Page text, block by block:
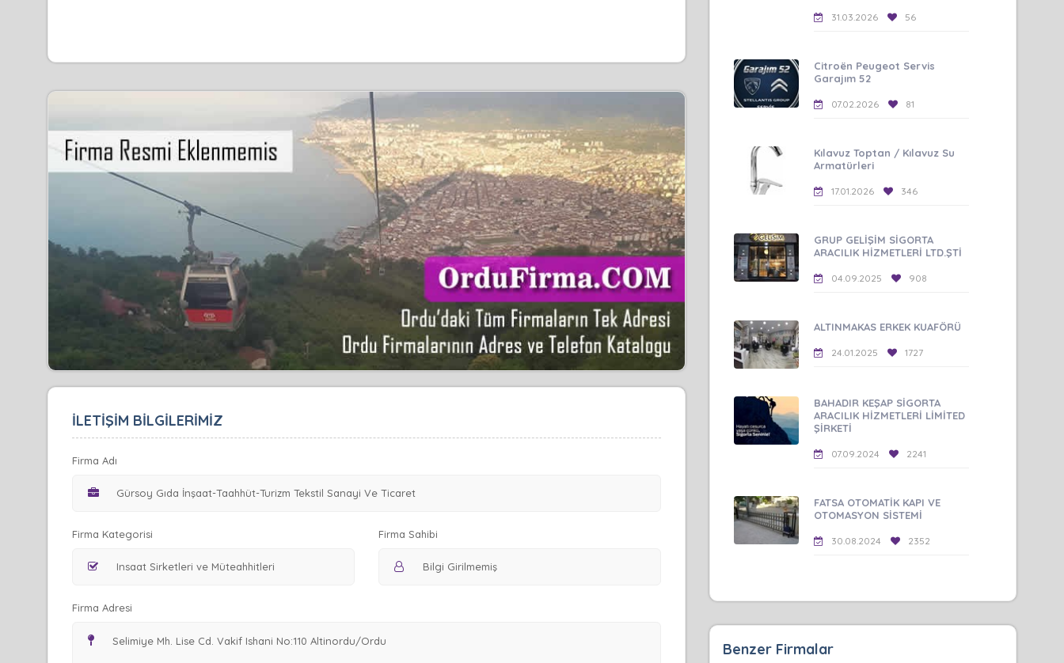
İLETİŞİM BİLGİLERİMİZ
Firma Adı
Firma Kategorisi Firma Sahibi
Firma Adresi
31.03.2026 56
Citroën Peugeot Servis
Garajım 52
07.02.2026 81
Kılavuz Toptan / Kılavuz Su
Armatürleri
17.01.2026 346
GRUP GELİŞİM SİGORTA
ARACILIK HİZMETLERİ LTD.ŞTİ
04.09.2025 908
ALTINMAKAS ERKEK KUAFÖRÜ
24.01.2025 1727
BAHADIR KEŞAP SİGORTA
ARACILIK HİZMETLERİ LİMİTED
ŞİRKETİ
07.09.2024 2241
FATSA OTOMATİK KAPI VE
OTOMASYON SİSTEMİ
30.08.2024 2352
Benzer Firmalar